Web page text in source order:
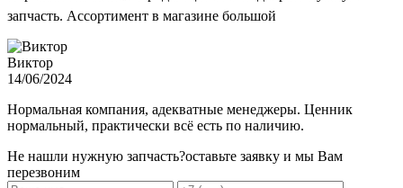
запчасть. Ассортимент в магазине большой
Виктор
14/06/2024
Нормальная компания, адекватные менеджеры. Ценник
нормальный, практически всё есть по наличию.
Не нашли нужную запчасть?оставьте заявку и мы Вам
перезвоним